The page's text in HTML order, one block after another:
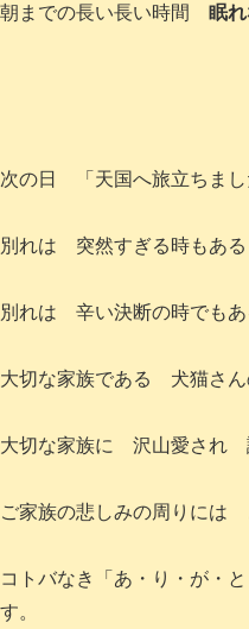
朝までの長い長い時間 眠
次の日 「天国へ旅立ちまし
別れは 突然すぎる時もある
別れは 辛い決断の時でもあ
大切な家族である 犬猫さん
大切な家族に 沢山愛され
ご家族の悲しみの周りに
コトバなき「あ・り・が・
す。